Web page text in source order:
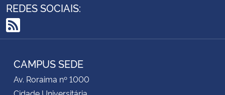
REDES SOCIAIS:
RSS
CAMPUS SEDE
Av. Roraima nº 1000